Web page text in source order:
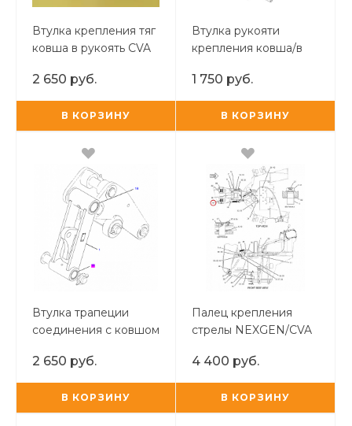
Втулка крепления тяг
ковша в рукоять CVA
2 650 руб.
В КОРЗИНУ
Втулка рукояти
крепления ковша/в
ковша в шток CAT
1 750 руб.
В КОРЗИНУ
Втулка трапеции
соединения с ковшом
2 650 руб.
В КОРЗИНУ
Палец крепления
стрелы NEXGEN/CVA
4 400 руб.
В КОРЗИНУ